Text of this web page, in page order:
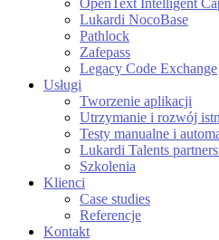
OpenText Intelligent
Lukardi NocoBase
Pathlock
Zafepass
Legacy Code Exchange
Usługi
Tworzenie aplikacji
Utrzymanie i rozwój
Testy manualne i
Lukardi Talents
Szkolenia
Klienci
Case studies
Referencje
Kontakt